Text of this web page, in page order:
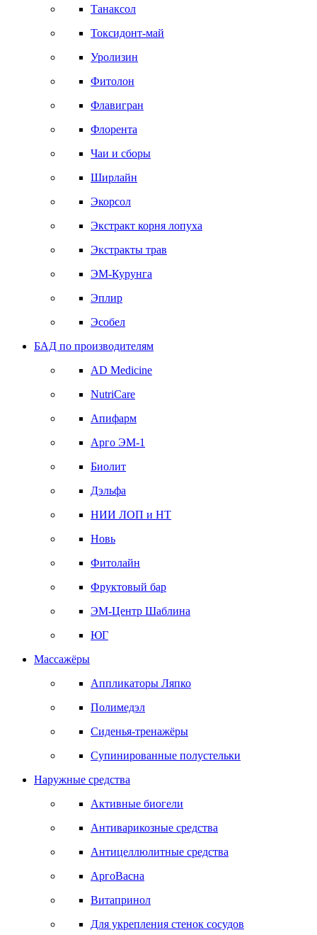
Танаксол
Токсидонт-май
Уролизин
Фитолон
Флавигран
Флорента
Чаи и сборы
Ширлайн
Экорсол
Экстракт корня лопуха
Экстракты трав
ЭМ-Курунга
Эплир
Эсобел
БАД по производителям
AD Medicine
NutriCare
Апифарм
Арго ЭМ-1
Биолит
Дэльфа
НИИ ЛОП и НТ
Новь
Фитолайн
Фруктовый бар
ЭМ-Центр Шаблина
ЮГ
Массажёры
Аппликаторы Ляпко
Полимедэл
Сиденья-тренажёры
Супинированные полустельки
Наружные средства
Активные биогели
Антиварикозные средства
Антицеллюлитные средства
АргоВасна
Витапринол
Для укрепления стенок сосудов